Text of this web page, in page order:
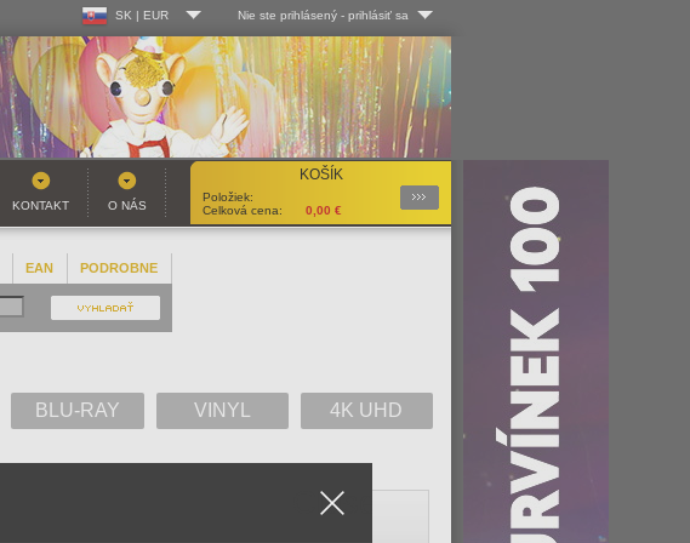
SK | EUR
CZ | Kč
SK | EUR
Nie ste prihlásený - prihlásiť sa
Log-in
Užív. meno:
Heslo:
Registrácia
KOŠÍK
Položiek:
Celková cena:
0,00 €
Podrobnosti
KONTAKT O NÁS
EAN PODROBNE
BLU-RAY VINYL 4K UHD
Close